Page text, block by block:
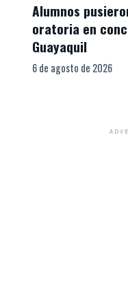
Alumnos
oratoria en
Guayaquil
6 de agosto de 2026